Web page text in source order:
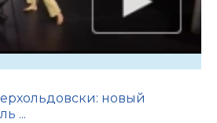
новый
...